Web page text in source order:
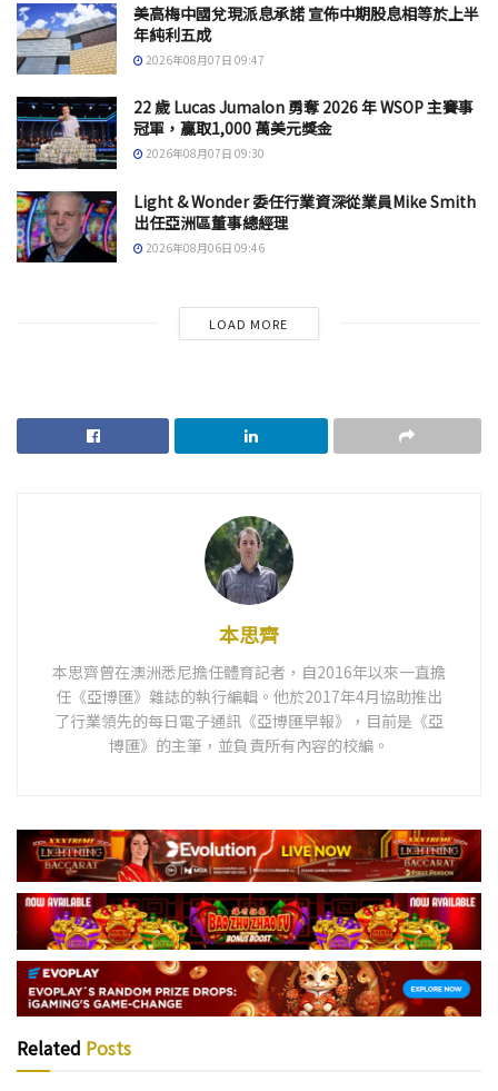
美高梅中國兌現派息承諾 宣佈中期股息相等於上半
年純利五成
2026年08月07日 09:47
22 歲 Lucas Jumalon 勇奪 2026 年 WSOP 主賽事
冠軍，贏取1,000 萬美元獎金
2026年08月07日 09:30
Light & Wonder 委任行業資深從業員Mike Smith
出任亞洲區董事總經理
2026年08月06日 09:46
LOAD MORE
本思齊
本思齊曾在澳洲悉尼擔任體育記者，自2016年以來一直擔
任《亞博匯》雜誌的執行編輯。他於2017年4月協助推出
了行業領先的每日電子通訊《亞博匯早報》，目前是《亞
博匯》的主筆，並負責所有內容的校編。
Related Posts